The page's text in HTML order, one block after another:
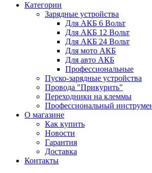
Категории
Зарядные устройства
Для АКБ 6 Вольт
Для АКБ 12 Вольт
Для АКБ 24 Вольт
Для мото АКБ
Для авто АКБ
Профессиональные
Пуско-зарядные устройства
Провода "Прикурить"
Переходники на клеммы
Профессиональный
О магазине
Как купить
Новости
Гарантия
Доставка
Контакты